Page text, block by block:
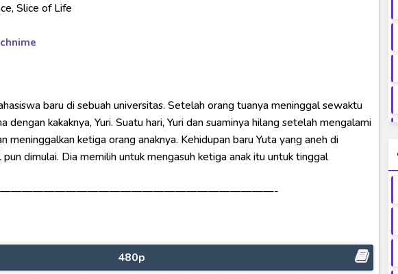
Slice of Life
baru di sebuah universitas. Setelah orang tuanya meninggal sewaktu
dengan kakaknya, Yuri. Suatu hari, Yuri dan suaminya hilang setelah mengalami
meninggalkan ketiga orang anaknya. Kehidupan baru Yuta yang aneh di
dimulai. Dia memilih untuk mengasuh ketiga anak itu untuk tinggal
480p